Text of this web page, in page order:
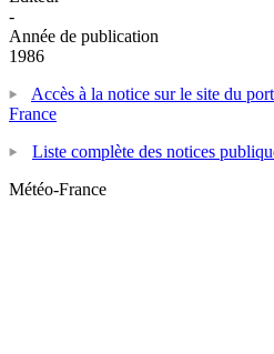
-
Année de publication
1986
Accès à la notice sur le site du
France
Liste complète des notices
Météo-France